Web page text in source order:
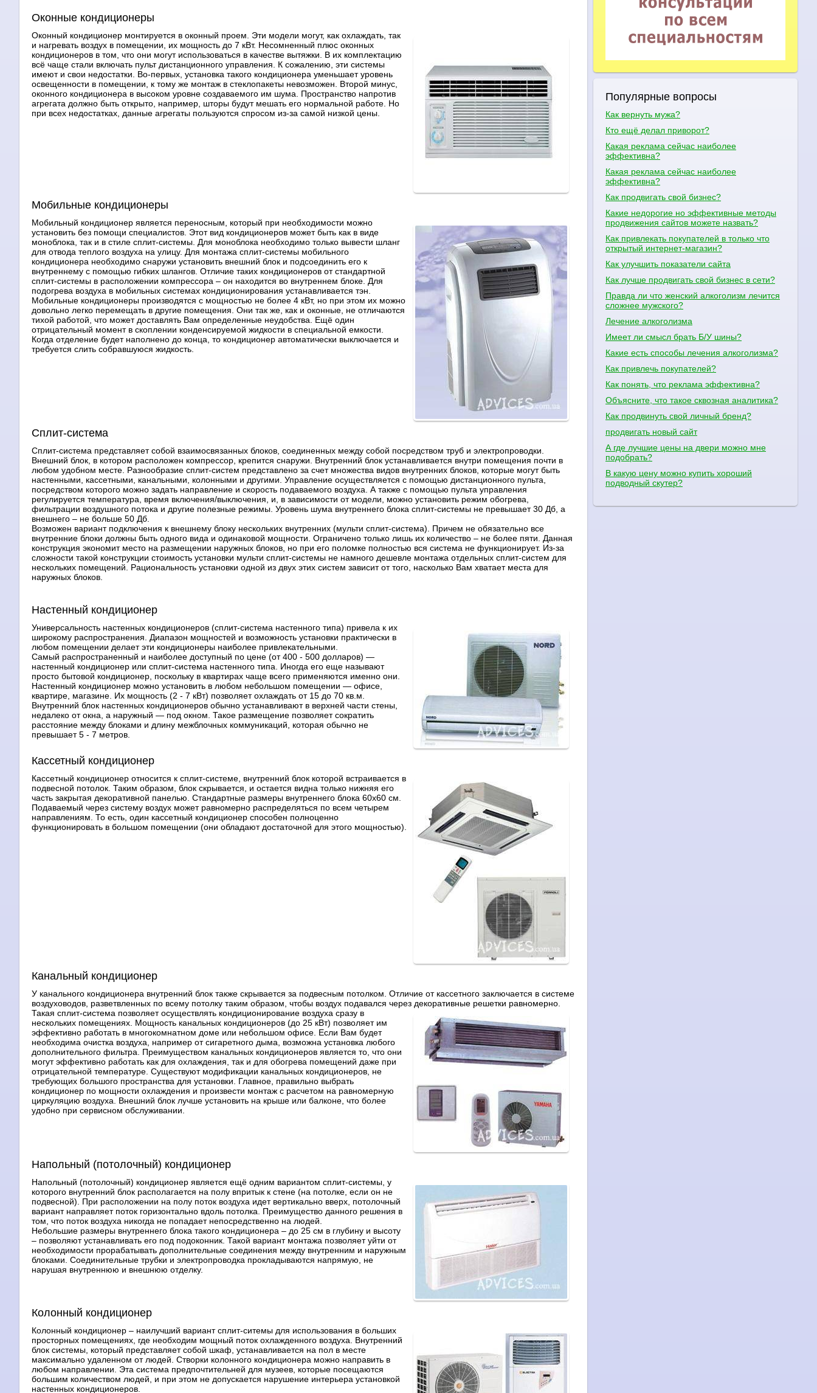
Оконные кондиционеры
Оконный кондиционер монтируется в оконный проем. Эти модели могут, как охлаждать, так
и нагревать воздух в помещении, их мощность до 7 кВт. Несомненный плюс оконных
кондиционеров в том, что они могут использоваться в качестве вытяжки. В их комплектацию
всё чаще стали включать пульт дистанционного управления. К сожалению, эти системы
имеют и свои недостатки. Во-первых, установка такого кондиционера уменьшает уровень
освещенности в помещении, к тому же монтаж в стеклопакеты невозможен. Второй минус,
оконного кондиционера в высоком уровне создаваемого им шума. Пространство напротив
агрегата должно быть открыто, например, шторы будут мешать его нормальной работе. Но
при всех недостатках, данные агрегаты пользуются спросом из-за самой низкой цены.
Мобильные кондиционеры
Мобильный кондиционер является переносным, который при необходимости можно
установить без помощи специалистов. Этот вид кондиционеров может быть как в виде
моноблока, так и в стиле сплит-системы. Для моноблока необходимо только вывести шланг
для отвода теплого воздуха на улицу. Для монтажа сплит-системы мобильного
кондиционера необходимо снаружи установить внешний блок и подсоединить его к
внутреннему с помощью гибких шлангов. Отличие таких кондиционеров от стандартной
сплит-системы в расположении компрессора – он находится во внутреннем блоке. Для
подогрева воздуха в мобильных системах кондиционирования устанавливается тэн.
Мобильные кондиционеры производятся с мощностью не более 4 кВт, но при этом их можно
довольно легко перемещать в другие помещения. Они так же, как и оконные, не отличаются
тихой работой, что может доставлять Вам определенные неудобства. Ещё один
отрицательный момент в скоплении конденсируемой жидкости в специальной емкости.
Когда отделение будет наполнено до конца, то кондиционер автоматически выключается и
требуется слить собравшуюся жидкость.
Сплит-система
Сплит-система представляет собой взаимосвязанных блоков, соединенных между собой посредством труб и электропроводки.
Внешний блок, в котором расположен компрессор, крепится снаружи. Внутренний блок устанавливается внутри помещения почти в
любом удобном месте. Разнообразие сплит-систем представлено за счет множества видов внутренних блоков, которые могут быть
настенными, кассетными, канальными, колонными и другими. Управление осуществляется с помощью дистанционного пульта,
посредством которого можно задать направление и скорость подаваемого воздуха. А также с помощью пульта управления
регулируется температура, время включения/выключения, и, в зависимости от модели, можно установить режим обогрева,
фильтрации воздушного потока и другие полезные режимы. Уровень шума внутреннего блока сплит-системы не превышает 30 Дб, а
внешнего – не больше 50 Дб.
Возможен вариант подключения к внешнему блоку нескольких внутренних (мульти сплит-система). Причем не обязательно все
внутренние блоки должны быть одного вида и одинаковой мощности. Ограничено только лишь их количество – не более пяти. Данная
конструкция экономит место на размещении наружных блоков, но при его поломке полностью вся система не функционирует. Из-за
сложности такой конструкции стоимость установки мульти сплит-системы не намного дешевле монтажа отдельных сплит-систем для
нескольких помещений. Рациональность установки одной из двух этих систем зависит от того, насколько Вам хватает места для
наружных блоков.
Настенный кондиционер
Универсальность настенных кондиционеров (сплит-система настенного типа) привела к их
широкому распространения. Диапазон мощностей и возможность установки практически в
любом помещении делает эти кондиционеры наиболее привлекательными.
Самый распространенный и наиболее доступный по цене (от 400 - 500 долларов) —
настенный кондиционер или сплит-система настенного типа. Иногда его еще называют
просто бытовой кондиционер, поскольку в квартирах чаще всего применяются именно они.
Настенный кондиционер можно установить в любом небольшом помещении — офисе,
квартире, магазине. Их мощность (2 - 7 кВт) позволяет охлаждать от 15 до 70 кв.м.
Внутренний блок настенных кондиционеров обычно устанавливают в верхней части стены,
недалеко от окна, а наружный — под окном. Такое размещение позволяет сократить
расстояние между блоками и длину межблочных коммуникаций, которая обычно не
превышает 5 - 7 метров.
Кассетный кондиционер
Кассетный кондиционер относится к сплит-системе, внутренний блок которой встраивается в
подвесной потолок. Таким образом, блок скрывается, и остается видна только нижняя его
часть закрытая декоративной панелью. Стандартные размеры внутреннего блока 60x60 см.
Подаваемый через систему воздух может равномерно распределяться по всем четырем
направлениям. То есть, один кассетный кондиционер способен полноценно
функционировать в большом помещении (они обладают достаточной для этого мощностью).
Канальный кондиционер
У канального кондиционера внутренний блок также скрывается за подвесным потолком. Отличие от кассетного заключается в системе
воздуховодов, разветвленных по всему потолку таким образом, чтобы воздух подавался через декоративные решетки равномерно.
Такая сплит-система позволяет осуществлять кондиционирование воздуха сразу в
нескольких помещениях. Мощность канальных кондиционеров (до 25 кВт) позволяет им
эффективно работать в многокомнатном доме или небольшом офисе. Если Вам будет
необходима очистка воздуха, например от сигаретного дыма, возможна установка любого
дополнительного фильтра. Преимуществом канальных кондиционеров является то, что они
могут эффективно работать как для охлаждения, так и для обогрева помещений даже при
отрицательной температуре. Существуют модификации канальных кондиционеров, не
требующих большого пространства для установки. Главное, правильно выбрать
кондиционер по мощности охлаждения и произвести монтаж с расчетом на равномерную
циркуляцию воздуха. Внешний блок лучше установить на крыше или балконе, что более
удобно при сервисном обслуживании.
Напольный (потолочный) кондиционер
Напольный (потолочный) кондиционер является ещё одним вариантом сплит-системы, у
которого внутренний блок располагается на полу впритык к стене (на потолке, если он не
подвесной). При расположении на полу поток воздуха идет вертикально вверх, потолочный
вариант направляет поток горизонтально вдоль потолка. Преимущество данного решения в
том, что поток воздуха никогда не попадает непосредственно на людей.
Небольшие размеры внутреннего блока такого кондиционера – до 25 см в глубину и высоту
– позволяют устанавливать его под подоконник. Такой вариант монтажа позволяет уйти от
необходимости прорабатывать дополнительные соединения между внутренним и наружным
блоками. Соединительные трубки и электропроводка прокладываются напрямую, не
нарушая внутреннюю и внешнюю отделку.
Колонный кондиционер
Колонный кондиционер – наилучший вариант сплит-ситемы для использования в больших
просторных помещениях, где необходим мощный поток охлажденного воздуха. Внутренний
блок системы, который представляет собой шкаф, устанавливается на пол в месте
максимально удаленном от людей. Створки колонного кондиционера можно направить в
любом направлении. Эта система предпочтительней для музеев, которые посещаются
большим количеством людей, и при этом не допускается нарушение интерьера установкой
настенных кондиционеров.
Популярные вопросы
Как вернуть мужа?
Кто ещё делал приворот?
Какая реклама сейчас наиболее
эффективна?
Какая реклама сейчас наиболее
эффективна?
Как продвигать свой бизнес?
Какие недорогие но эффективные методы
продвижения сайтов можете назвать?
Как привлекать покупателей в только что
открытый интернет-магазин?
Как улучшить показатели сайта
Как лучше продвигать свой бизнес в сети?
Правда ли что женский алкоголизм лечится
сложнее мужского?
Лечение алкоголизма
Имеет ли смысл брать Б/У шины?
Какие есть способы лечения алкоголизма?
Как привлечь покупателей?
Как понять, что реклама эффективна?
Объясните, что такое сквозная аналитика?
Как продвинуть свой личный бренд?
продвигать новый сайт
А где лучшие цены на двери можно мне
подобрать?
В какую цену можно купить хороший
подводный скутер?